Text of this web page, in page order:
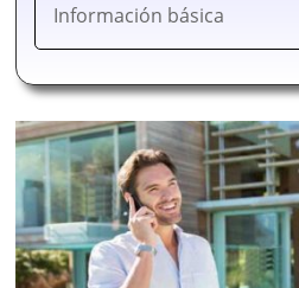
Información básica